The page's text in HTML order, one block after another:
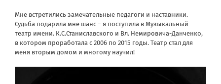
Мне встретились замечательные педагоги и наставники.
Судьба подарила мне шанс – я поступила в Музыкальный
театр имени. К.С.Станиславского и Вл. Немировича-Данченко,
в котором проработала с 2006 по 2015 годы. Театр стал для
меня вторым домом и многому научил!